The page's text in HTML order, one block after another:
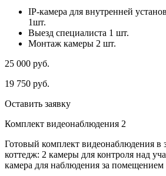
IP-камера для внутренней
1шт.
Выезд специалиста 1 шт.
Монтаж камеры 2 шт.
25 000 руб.
19 750 руб.
Оставить заявку
Комплект видеонаблюдения 2
Готовый комплект видеонаблюдения в
коттедж: 2 камеры для контроля над
камера для наблюдения за помещением